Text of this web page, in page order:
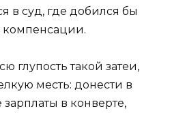
в суд, где добился бы
глупость такой затеи,
месть: донести в
в конверте,